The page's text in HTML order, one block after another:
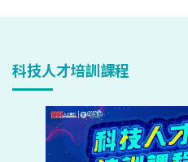
科技人才培訓課程